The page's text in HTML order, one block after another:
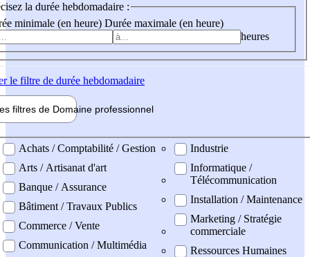
la durée hebdomadaire :
minimale (en heure) Durée maximale (en heure)
heures
le filtre de durée hebdomadaire
filtres de Domaine professionnel
professionel
Achats / Comptabilité / Gestion
Arts / Artisanat d'art
Banque / Assurance
Bâtiment / Travaux Publics
Commerce / Vente
Communication / Multimédia
Industrie
Informatique /
Télécommunication
Installation / Maintenance
Marketing / Stratégie
commerciale
Ressources Humaines